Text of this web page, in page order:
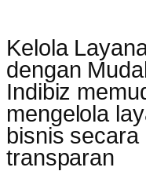
Kelola
dengan
Indibiz
mengelola
bisnis
transparan